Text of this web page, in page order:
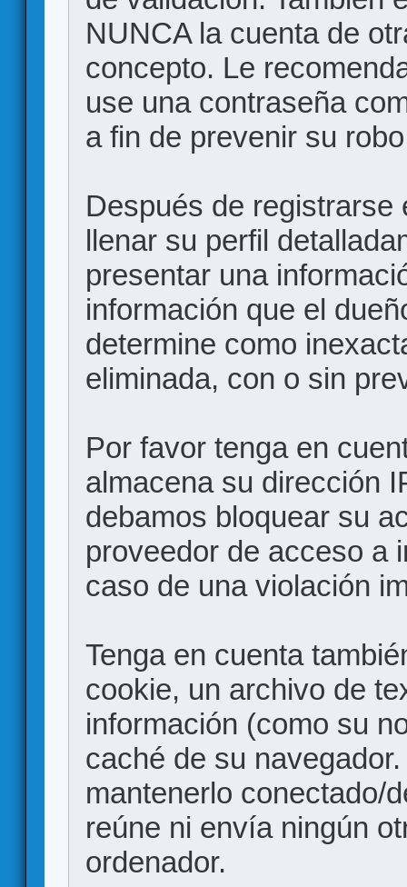
NUNCA la cuenta de
concepto. Le
use una contraseña
a fin de prevenir su
Después de registrarse
llenar su perfil
presentar una
información que el
determine como
eliminada, con o sin
Por favor tenga en
almacena su dirección
debamos bloquear su
proveedor de acceso a
caso de una violación
Tenga en cuenta
cookie, un archivo de
información (como su
caché de su
mantenerlo conectado/
reúne ni envía ningún
ordenador.